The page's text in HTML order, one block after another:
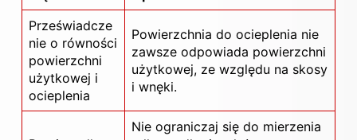
Przeświadcze
nie o równości
powierzchni
użytkowej i
ocieplenia
Powierzchnia do ocieplenia nie
zawsze odpowiada powierzchni
użytkowej, ze względu na skosy
i wnęki.
Nie ograniczaj się do mierzenia